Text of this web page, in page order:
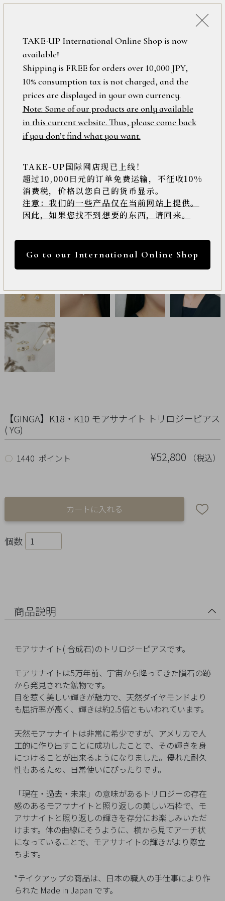
【GINGA】K18・K10 モアサナイト トリロジーピアス
( YG)
¥52,800 （税込）
○ 1440 ポイント
個数
商品説明
モアサナイト( 合成石)のトリロジーピアスです。
モアサナイトは5万年前、宇宙から降ってきた隕石の跡
から発見された鉱物です。
目を惹く美しい輝きが魅力で、天然ダイヤモンドより
も屈折率が高く、輝きは約2.5倍ともいわれています。
天然モアサナイトは非常に希少ですが、アメリカで人
工的に作り出すことに成功したことで、その輝きを身
につけることが出来るようになりました。優れた耐久
性もあるため、日常使いにぴったりです。
「現在・過去・未来」の意味があるトリロジーの存在
感のあるモアサナイトと照り返しの美しい石枠で、モ
アサナイトと照り返しの輝きを存分にお楽しみいただ
けます。体の曲線にそうように、横から見てアーチ状
になっていることで、モアサナイトの輝きがより際立
ちます。
*テイクアップの商品は、日本の職人の手仕事により作
られた Made in Japan です。
フリーワード
在庫なし含む
アイテム
ロ
グ
イ
ン
/
新
規
会
登
録
>>
Online
Shop
Item
ALL
Necklace
Disney
Season
Other
イ
ペ
ー
ジ
お
気
に
入
り
ア
イ
テ
ム
最
近
TAKE-UP International Online Shop is now
available!
Shipping is FREE for orders over 10,000 JPY,
10% consumption tax is not charged, and the
prices are displayed in your own currency.
Note: Some of our products are only available
in this current website. Thus, please come back
if you don’t find what you want.
TAKE-UP国际网店现已上线！
超过10,000日元的订单免费运输，不征收10%
消费税，价格以您自己的货币显示。
注意：我们的一些产品仅在当前网站上提供。
因此，如果您找不到想要的东西，请回来。
Go to our International Online Shop